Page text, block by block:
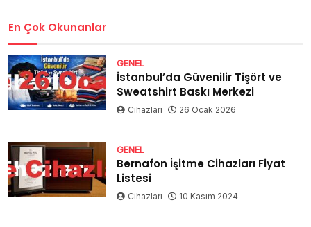
En Çok Okunanlar
GENEL
İstanbul’da Güvenilir Tişört ve
Sweatshirt Baskı Merkezi
Cihazları 26 Ocak 2026
GENEL
Bernafon İşitme Cihazları Fiyat
Listesi
Cihazları 10 Kasım 2024